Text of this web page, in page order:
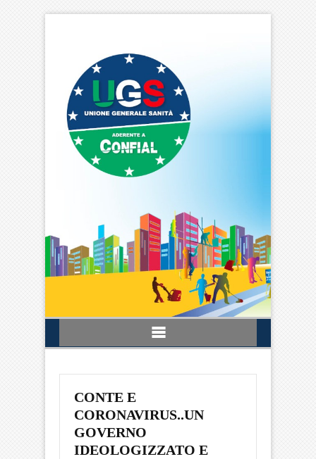
CONTE E
CORONAVIRUS..UN
GOVERNO
IDEOLOGIZZATO E